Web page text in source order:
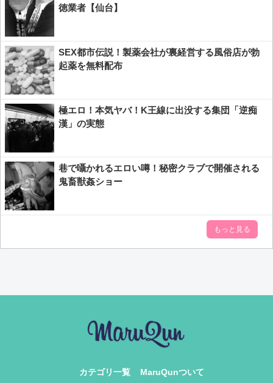
徳業者【仙台】
SEX都市伝説！製薬会社が裏経営する風俗店が勃
起薬を無料配布
極エロ！本気ヤバ！K王線に出没する集団「逆痴
漢」の実態
巷で囁かれるエロい噂！秘密クラブで開催される
鬼畜獣姦ショー
もっと見る
カテゴリ一覧 MaruQunついて​